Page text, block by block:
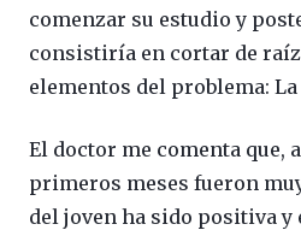
comenzar su estudio y
consistiría en cortar de
elementos del problema:
El doctor me comenta que,
primeros meses fueron
del joven ha sido positiva y